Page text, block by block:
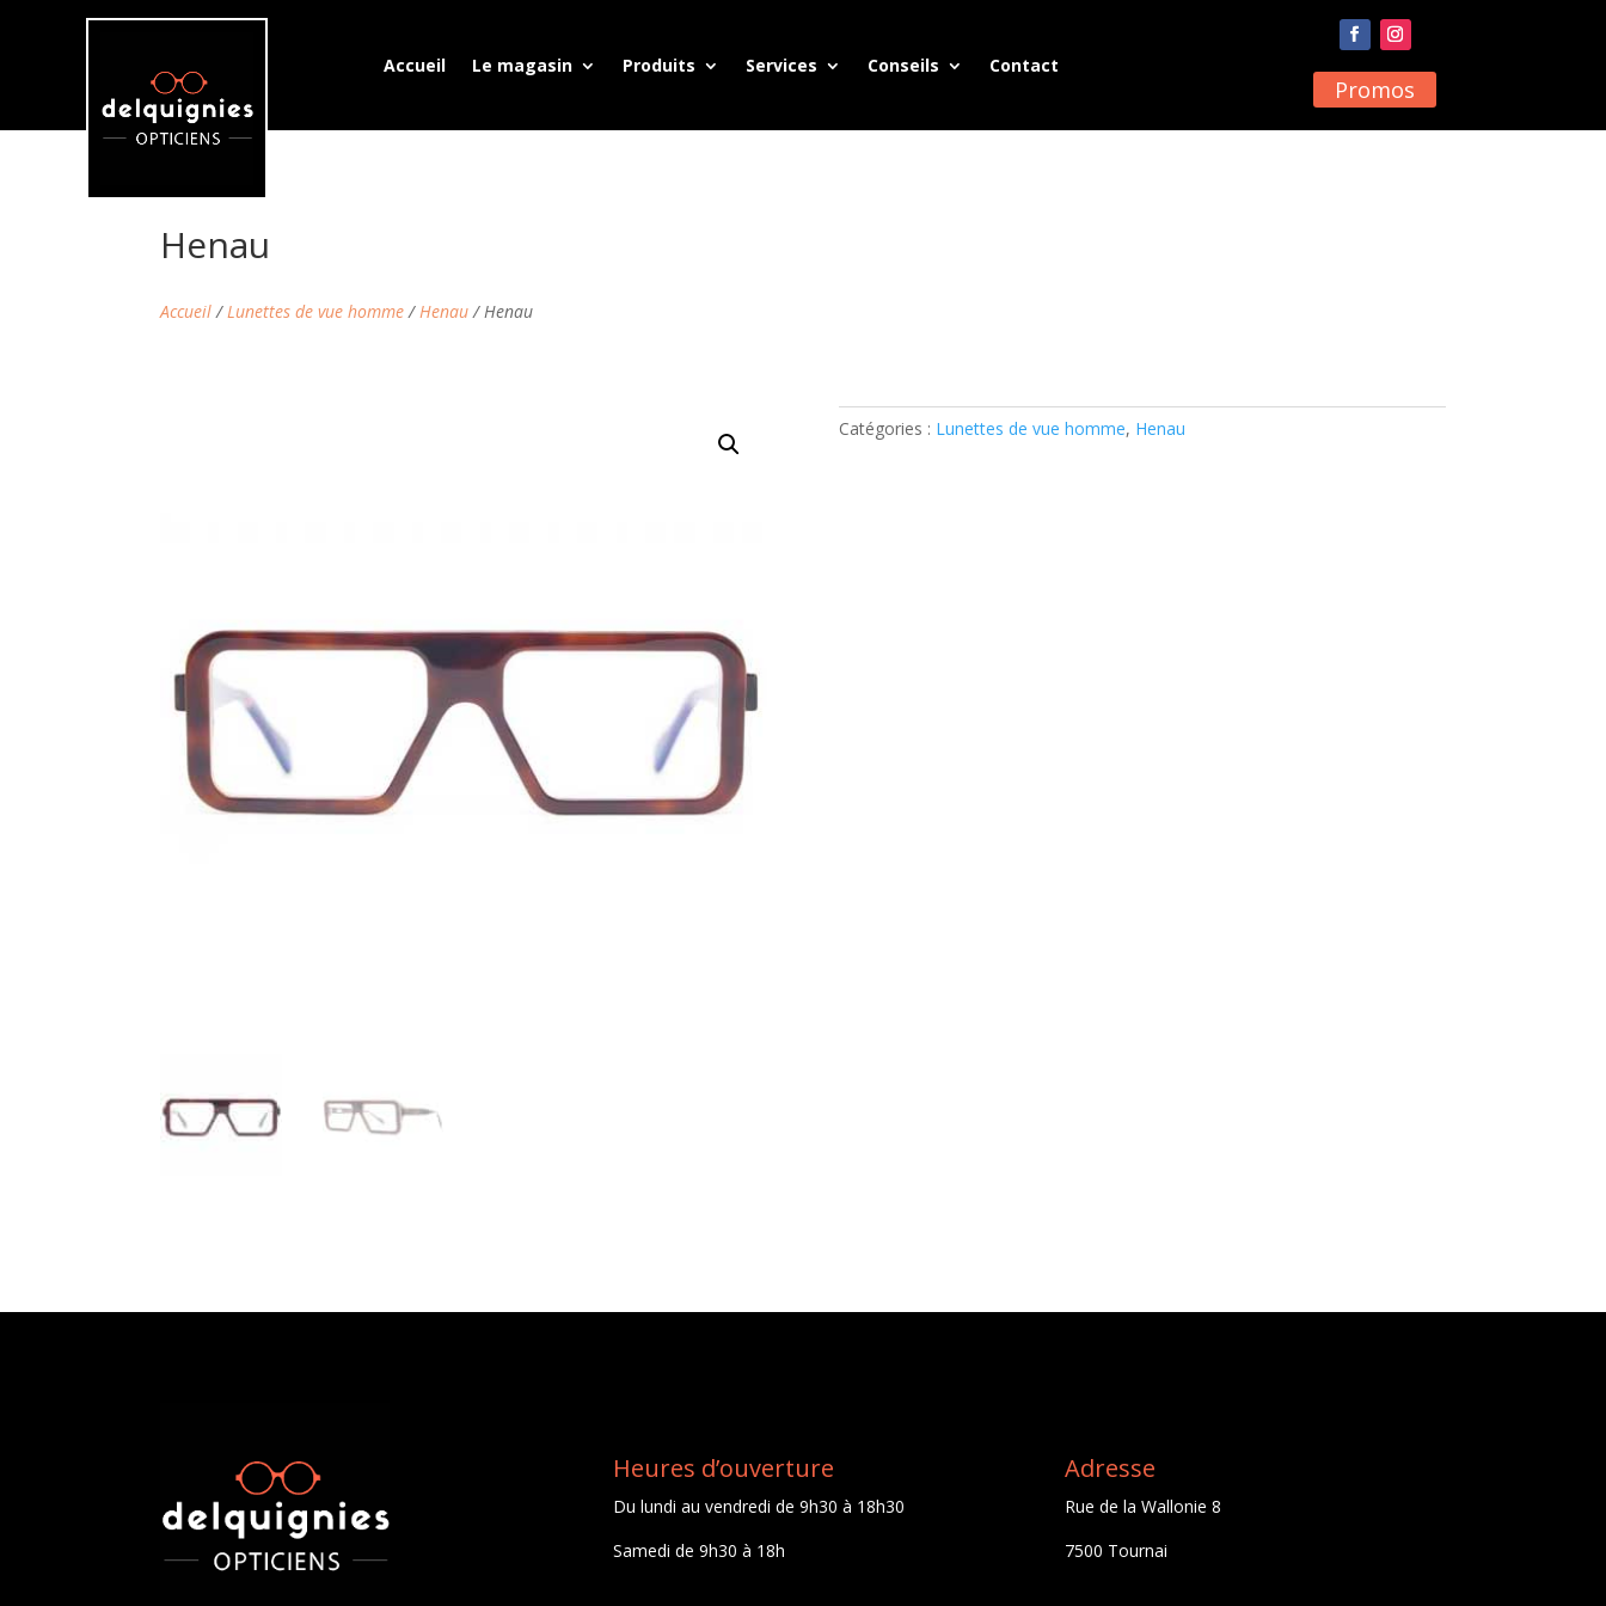
Accueil Le magasin Produits Services Conseils Contact
Promos
Henau
Accueil/Lunettes de vue homme/Henau/ Henau
Catégories : Lunettes de vue homme, Henau
Heures d’ouverture
Du lundi au vendredi de 9h30 à 18h30
Samedi de 9h30 à 18h
Adresse
Rue de la Wallonie 8
7500 Tournai